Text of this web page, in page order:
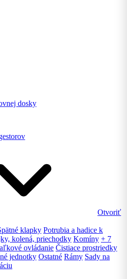
dosky
Otvoriť
klapky Potrubia a hadice k
kolená, priechodky Komíny + 7
ovládanie Čistiace prostriedky
jednotky Ostatné Rámy Sady na